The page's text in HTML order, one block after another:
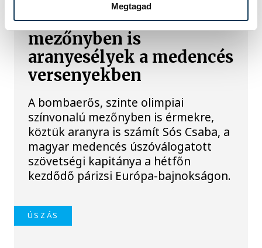
Megtagad
Vizes Eb: bombaerős
mezőnyben is
aranyesélyek a medencés
versenyekben
A bombaerős, szinte olimpiai
színvonalú mezőnyben is érmekre,
köztük aranyra is számít Sós Csaba, a
magyar medencés úszóválogatott
szövetségi kapitánya a hétfőn
kezdődő párizsi Európa-bajnokságon.
ÚSZÁS